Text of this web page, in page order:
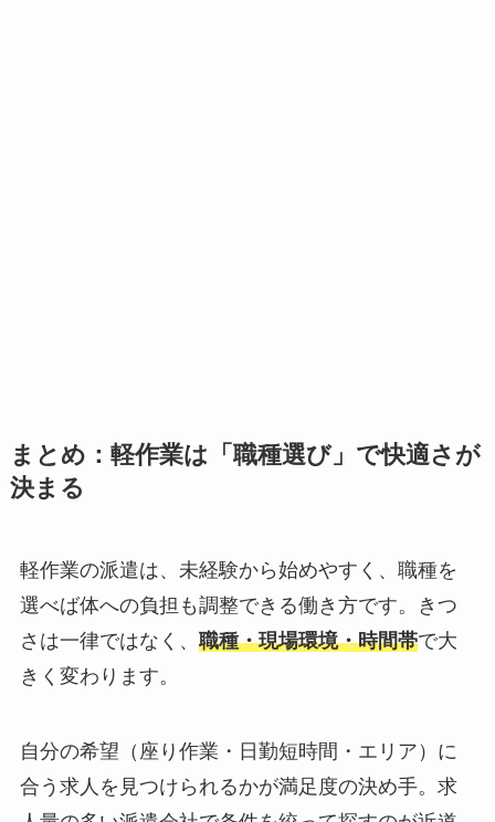
まとめ：軽作業は「職種選び」で快適さが
決まる
軽作業の派遣は、未経験から始めやすく、職種を
選べば体への負担も調整できる働き方です。きつ
さは一律ではなく、 職種・現場環境・時間帯で大
きく変わります。
自分の希望（座り作業・日勤短時間・エリア）に
合う求人を見つけられるかが満足度の決め手。求